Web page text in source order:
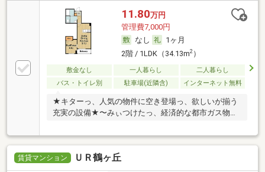
11.80万円
管理費7,000円
なし
1ヶ月
2階 / 1LDK（34.13m2）
敷金なし 一人暮らし
二人暮らし
バス・トイレ別
駐車場(近隣含) インターネット無料
★キターっ、人気の物件に空き登場っ、欲しいが揃う
充実の設備★〜みぃつけたっ、経済的な都市ガス物件
賃貸マンション ＵＲ鶴ヶ丘